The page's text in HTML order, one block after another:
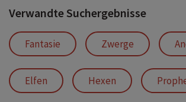
Verwandte Suchergebnisse
Fantasie Zwerge
Elfen Hexen